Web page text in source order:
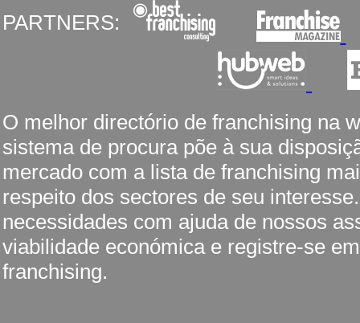
PARTNERS:
O melhor directório de franchising na
sistema de procura põe à sua
mercado com a lista de franchising
respeito dos sectores de seu
necessidades com ajuda de nossos
viabilidade económica e registre-se
franchising.